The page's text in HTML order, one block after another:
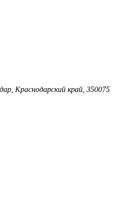
Краснодарский край, 350075